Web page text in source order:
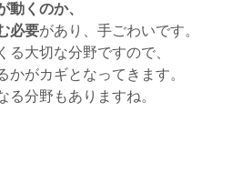
動くのか、
必要があり、手ごわいです。
る大切な分野ですので、
かがカギとなってきます。
る分野もありますね。